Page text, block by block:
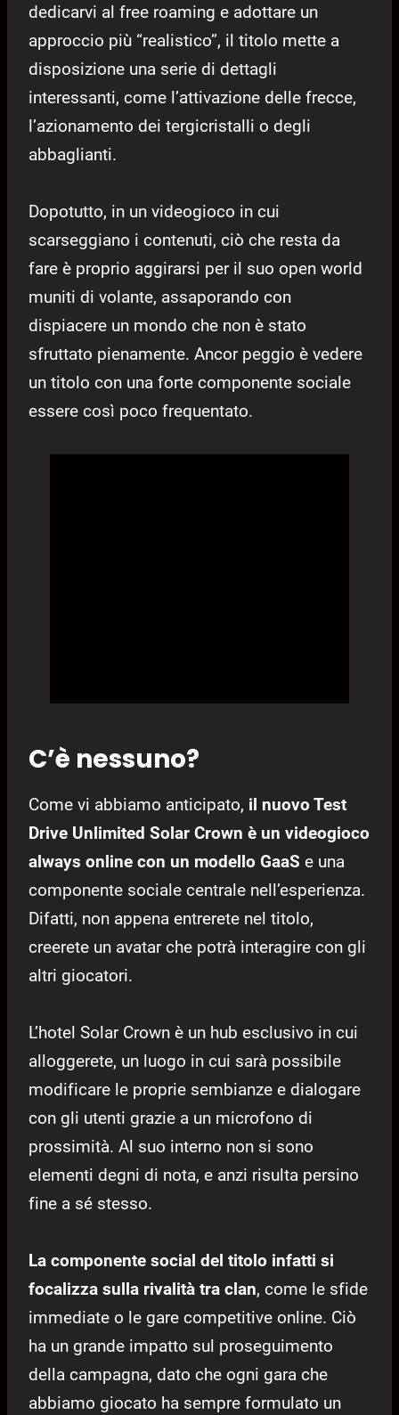
dedicarvi al free roaming e adottare un
approccio più “realistico”, il titolo mette a
disposizione una serie di dettagli
interessanti, come l’attivazione delle frecce,
l’azionamento dei tergicristalli o degli
abbaglianti.
Dopotutto, in un videogioco in cui
scarseggiano i contenuti, ciò che resta da
fare è proprio aggirarsi per il suo open world
muniti di volante, assaporando con
dispiacere un mondo che non è stato
sfruttato pienamente. Ancor peggio è vedere
un titolo con una forte componente sociale
essere così poco frequentato.
C’è nessuno?
Come vi abbiamo anticipato, il nuovo Test
Drive Unlimited Solar Crown è un videogioco
always online con un modello GaaS e una
componente sociale centrale nell’esperienza.
Difatti, non appena entrerete nel titolo,
creerete un avatar che potrà interagire con gli
altri giocatori.
L’hotel Solar Crown è un hub esclusivo in cui
alloggerete, un luogo in cui sarà possibile
modificare le proprie sembianze e dialogare
con gli utenti grazie a un microfono di
prossimità. Al suo interno non si sono
elementi degni di nota, e anzi risulta persino
fine a sé stesso.
La componente social del titolo infatti si
focalizza sulla rivalità tra clan, come le sfide
immediate o le gare competitive online. Ciò
ha un grande impatto sul proseguimento
della campagna, dato che ogni gara che
abbiamo giocato ha sempre formulato un